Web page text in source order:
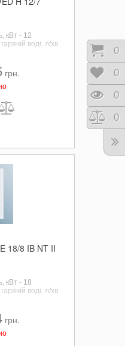
кВт - 12
воді, л/хв
грн.
18/8 IB NT II
кВт - 18
воді, л/хв
грн.
0
0
0
0